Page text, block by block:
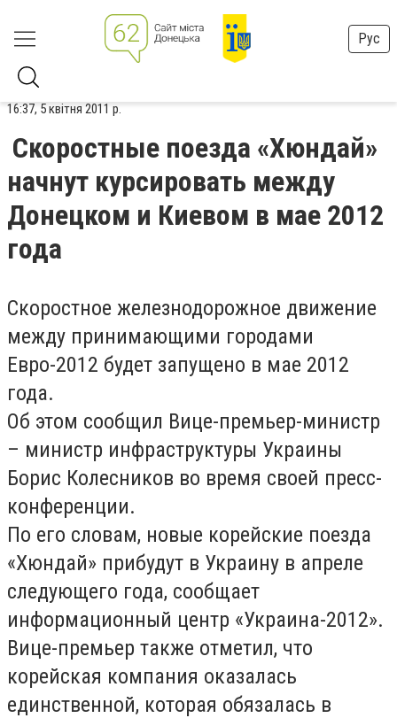
Рус
16:37, 5 квітня 2011 р.
Скоростные поезда «Хюндай»
начнут курсировать между
Донецком и Киевом в мае 2012
года
Скоростное железнодорожное движение
между принимающими городами
Евро-2012 будет запущено в мае 2012
года.
Об этом сообщил Вице-премьер-министр
– министр инфраструктуры Украины
Борис Колесников во время своей пресс-
конференции.
По его словам, новые корейские поезда
«Хюндай» прибудут в Украину в апреле
следующего года, сообщает
информационный центр «Украина-2012».
Вице-премьер также отметил, что
корейская компания оказалась
единственной, которая обязалась в